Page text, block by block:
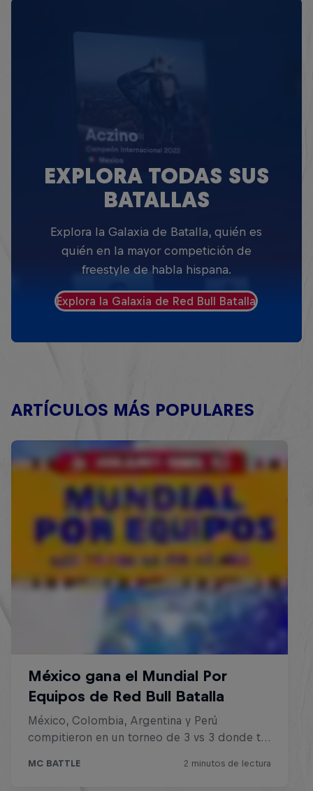
EXPLORA TODAS SUS
BATALLAS
Explora la Galaxia de Batalla, quién es
quién en la mayor competición de
freestyle de habla hispana.
Explora la Galaxia de Red Bull Batalla
ARTÍCULOS MÁS POPULARES